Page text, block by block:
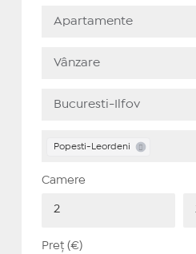
Popesti-Leordeni
Camere
Preț (€)